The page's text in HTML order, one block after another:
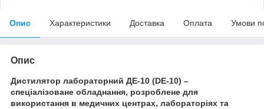
Опис Характеристики Доставка Оплата Умови
Опис
Дистилятор лабораторний ДЕ-10 (DE-10) –
спеціалізоване обладнання, розроблене для
використання в медичних центрах, лабораторіях та